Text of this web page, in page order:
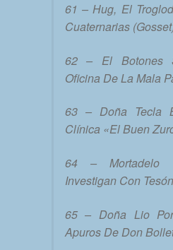
61 – Hug, El
Cuaternarias
62 – El Botones
Oficina De La Mala
63 – Doña Tecla
Clínica «El Buen
64 – Mortadelo
Investigan Con Tesón
65 – Doña Lio
Apuros De Don